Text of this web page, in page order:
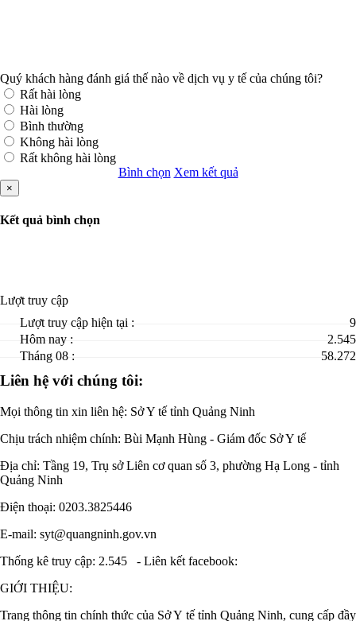
Quý khách hàng đánh giá thế nào về dịch vụ y tế của chúng tôi?
Rất hài lòng
Hài lòng
Bình thường
Không hài lòng
Rất không hài lòng
Bình chọn Xem kết quả
×
Kết quả bình chọn
Lượt truy cập
Lượt truy cập hiện tại :
9
Hôm nay :
2.545
Tháng 08 :
58.272
Liên hệ với chúng tôi:
Mọi thông tin xin liên hệ: Sở Y tế tỉnh Quảng Ninh
Chịu trách nhiệm chính: Bùi Mạnh Hùng - Giám đốc Sở Y tế
Địa chỉ: Tầng 19, Trụ sở Liên cơ quan số 3, phường Hạ Long - tỉnh
Quảng Ninh
Điện thoại: 0203.3825446
E-mail: syt@quangninh.gov.vn
Thống kê truy cập: 2.545
- Liên kết facebook:
GIỚI THIỆU:
Trang thông tin chính thức của Sở Y tế tỉnh Quảng Ninh, cung cấp đầy